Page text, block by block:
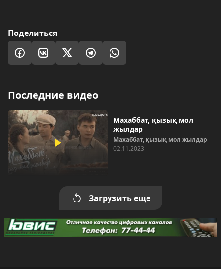
Поделиться
Последние видео
Махаббат, қызық мол
жылдар
Махаббат, қызық мол жылдар
02.11.2023
Загрузить еще